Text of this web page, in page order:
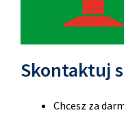
Skontaktuj
Chcesz za